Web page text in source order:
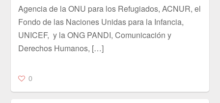
Agencia de la ONU para los Refugiados, ACNUR, el
Fondo de las Naciones Unidas para la Infancia,
UNICEF, y la ONG PANDI, Comunicación y
Derechos Humanos, […]
0